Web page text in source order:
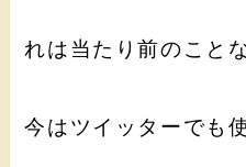
（
れは当たり前のこと
今はツイッターでも